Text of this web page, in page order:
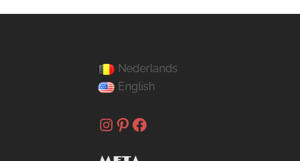
Nederlands
English
Instagram
Pinterest
Facebook